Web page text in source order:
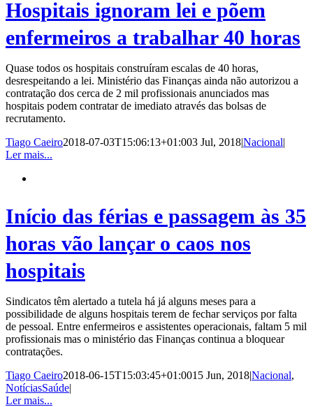
Hospitais ignoram lei e põem
enfermeiros a trabalhar 40 horas
Quase todos os hospitais construíram escalas de 40 horas,
desrespeitando a lei. Ministério das Finanças ainda não autorizou a
contratação dos cerca de 2 mil profissionais anunciados mas
hospitais podem contratar de imediato através das bolsas de
recrutamento.
Tiago Caeiro2018-07-03T15:06:13+01:003 Jul, 2018|Nacional|
Ler mais...
Início das férias e passagem às 35
horas vão lançar o caos nos
hospitais
Sindicatos têm alertado a tutela há já alguns meses para a
possibilidade de alguns hospitais terem de fechar serviços por falta
de pessoal. Entre enfermeiros e assistentes operacionais, faltam 5 mil
profissionais mas o ministério das Finanças continua a bloquear
contratações.
Tiago Caeiro2018-06-15T15:03:45+01:0015 Jun, 2018|Nacional,
NotíciasSaúde|
Ler mais...